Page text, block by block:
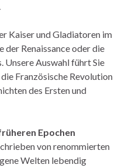
Kaiser und Gladiatoren im
Renaissance oder die
Auswahl führt Sie
Französische Revolution
des Ersten und
Epochen
von renommierten
Welten lebendig